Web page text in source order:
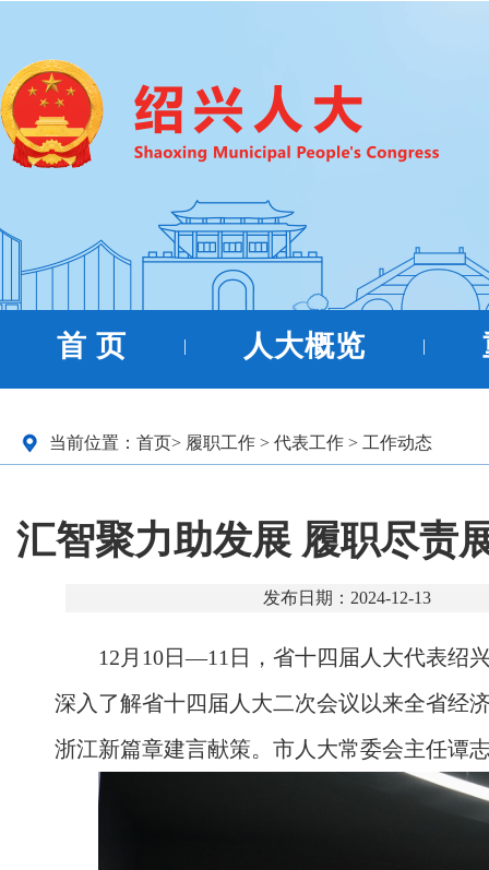
首 页 | 人大概览 |
当前位置： 首页> 履职工作 > 代表工作 > 工作动态
汇智聚力助发展 履职尽责
发布日期：2024-12-13
12月10日—11日，省十四届人大代表绍
深入了解省十四届人大二次会议以来全省经
浙江新篇章建言献策。市人大常委会主任谭